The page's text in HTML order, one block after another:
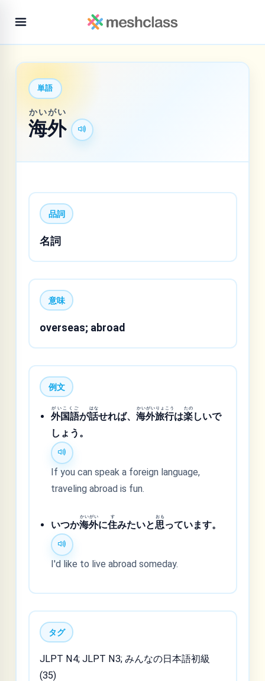
単語
海外
かいがい
品詞
名詞
意味
overseas; abroad
例文
外国語
がいこくご
が話
はな
せれば、海外旅行
かいがいりょこう
は楽
たの
しいで
しょう。
If you can speak a foreign language,
traveling abroad is fun.
いつか海外
かいがい
に住
す
みたいと思
おも
っています。
I'd like to live abroad someday.
タグ
JLPT N4; JLPT N3; みんなの日本語初級
(35)